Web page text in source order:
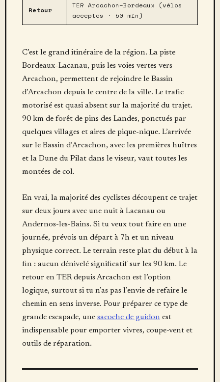
Retour
TER Arcachon–Bordeaux (vélos
acceptés · 50 min)
C’est le grand itinéraire de la région. La piste
Bordeaux–Lacanau, puis les voies vertes vers
Arcachon, permettent de rejoindre le Bassin
d’Arcachon depuis le centre de la ville. Le trafic
motorisé est quasi absent sur la majorité du trajet.
90 km de forêt de pins des Landes, ponctués par
quelques villages et aires de pique-nique. L’arrivée
sur le Bassin d’Arcachon, avec les premières huîtres
et la Dune du Pilat dans le viseur, vaut toutes les
montées de col.
En vrai, la majorité des cyclistes découpent ce trajet
sur deux jours avec une nuit à Lacanau ou
Andernos-les-Bains. Si tu veux tout faire en une
journée, prévois un départ à 7h et un niveau
physique correct. Le terrain reste plat du début à la
fin : aucun dénivelé significatif sur les 90 km. Le
retour en TER depuis Arcachon est l’option
logique, surtout si tu n’as pas l’envie de refaire le
chemin en sens inverse. Pour préparer ce type de
grande escapade, une sacoche de guidonest
indispensable pour emporter vivres, coupe-vent et
outils de réparation.